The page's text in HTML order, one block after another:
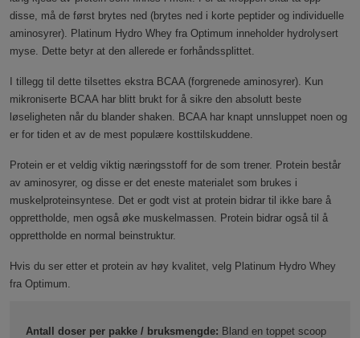
disse, må de først brytes ned (brytes ned i korte peptider og individuelle
aminosyrer). Platinum Hydro Whey fra Optimum inneholder hydrolysert
myse. Dette betyr at den allerede er forhåndssplittet.
I tillegg til dette tilsettes ekstra BCAA (forgrenede aminosyrer). Kun
mikroniserte BCAA har blitt brukt for å sikre den absolutt beste
løseligheten når du blander shaken. BCAA har knapt unnsluppet noen og
er for tiden et av de mest populære kosttilskuddene.
Protein er et veldig viktig næringsstoff for de som trener. Protein består
av aminosyrer, og disse er det eneste materialet som brukes i
muskelproteinsyntese. Det er godt vist at protein bidrar til ikke bare å
opprettholde, men også øke muskelmassen. Protein bidrar også til å
opprettholde en normal beinstruktur.
Hvis du ser etter et protein av høy kvalitet, velg Platinum Hydro Whey
fra Optimum.
Antall doser per pakke / bruksmengde: Bland en toppet scoop